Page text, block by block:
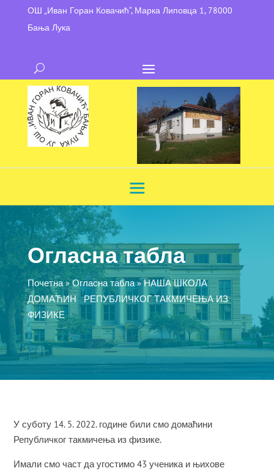
ОШ „Иван Горан Ковачић“, Марка Липовца 1, 78000
Бања Лука
Огласна табла
Почетна»Огласна табла»НАША ШКОЛА
ДОМАЋИН РЕПУБЛИЧКОГ ТАКМИЧЕЊА ИЗ
ФИЗИКЕ
У суботу 14. 5. 2022. године били смо домаћини
Републичког такмичења из физике.
Имали смо част да угостимо 43 ученика и њихове